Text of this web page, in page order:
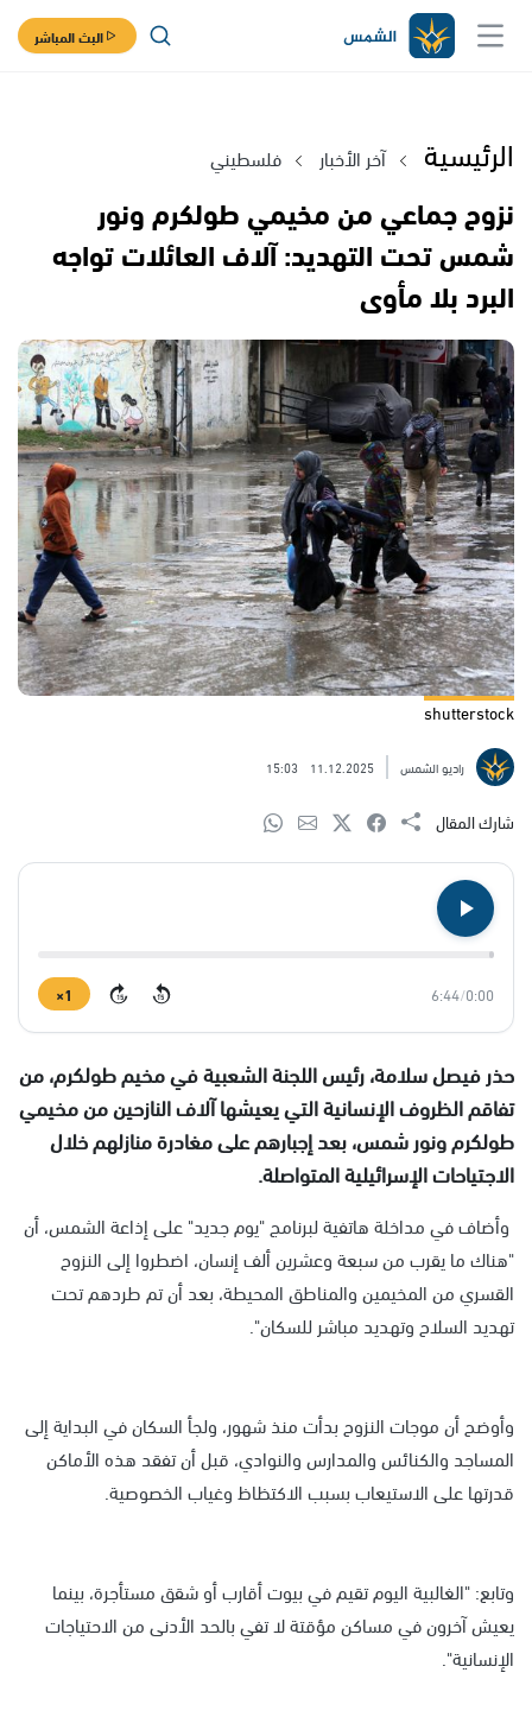
البث المباشر
الرئيسية آخر الأخبار فلسطيني
نزوح جماعي من مخيمي طولكرم ونور
شمس تحت التهديد: آلاف العائلات تواجه
البرد بلا مأوى
shutterstock
راديو الشمس 11.12.2025
15:03
شارك المقال
0:00
/
6:44
15
15
1×
حذر فيصل سلامة، رئيس اللجنة الشعبية في مخيم طولكرم، من
تفاقم الظروف الإنسانية التي يعيشها آلاف النازحين من مخيمي
طولكرم ونور شمس، بعد إجبارهم على مغادرة منازلهم خلال
الاجتياحات الإسرائيلية المتواصلة.
وأضاف في مداخلة هاتفية لبرنامج "يوم جديد" على إذاعة الشمس، أن
"هناك ما يقرب من سبعة وعشرين ألف إنسان، اضطروا إلى النزوح
القسري من المخيمين والمناطق المحيطة، بعد أن تم طردهم تحت
تهديد السلاح وتهديد مباشر للسكان".
وأوضح أن موجات النزوح بدأت منذ شهور، ولجأ السكان في البداية إلى
المساجد والكنائس والمدارس والنوادي، قبل أن تفقد هذه الأماكن
قدرتها على الاستيعاب بسبب الاكتظاظ وغياب الخصوصية.
وتابع: "الغالبية اليوم تقيم في بيوت أقارب أو شقق مستأجرة، بينما
يعيش آخرون في مساكن مؤقتة لا تفي بالحد الأدنى من الاحتياجات
الإنسانية".